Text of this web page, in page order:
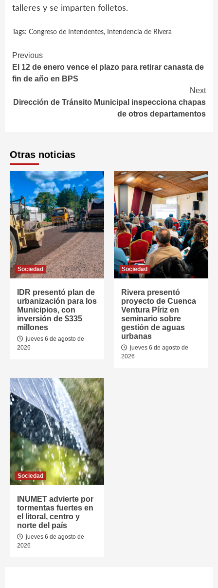
talleres y se imparten folletos.
Tags: Congreso de Intendentes, Intendencia de Rivera
Continue
Reading
Previous
El 12 de enero vence el plazo para retirar canasta de
fin de año en BPS
Next
Dirección de Tránsito Municipal inspecciona chapas
de otros departamentos
Otras noticias
Sociedad
IDR presentó plan de
urbanización para los
Municipios, con
inversión de $335
millones
jueves 6 de agosto de
2026
Sociedad
Rivera presentó
proyecto de Cuenca
Ventura Píriz en
seminario sobre
gestión de aguas
urbanas
jueves 6 de agosto de
2026
Sociedad
INUMET advierte por
tormentas fuertes en
el litoral, centro y
norte del país
jueves 6 de agosto de
2026